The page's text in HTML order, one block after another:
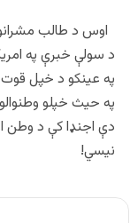
اوس د طالب
د سولې خبرې په
په عینکو د خپل قوت
په حیث خپلو
دې اجنډا کې د وطن
نیسي!